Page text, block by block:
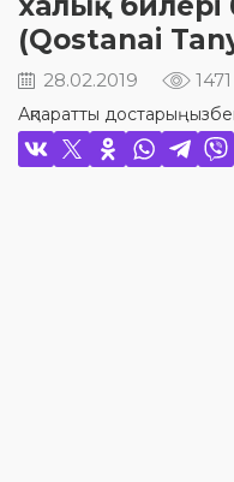
(Qostanai
28.02.2019 1471
Ақпаратты